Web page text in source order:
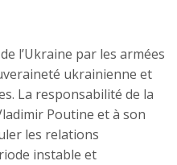
l’Ukraine par les armées
ukrainienne et
La responsabilité de la
Poutine et à son
les relations
instable et